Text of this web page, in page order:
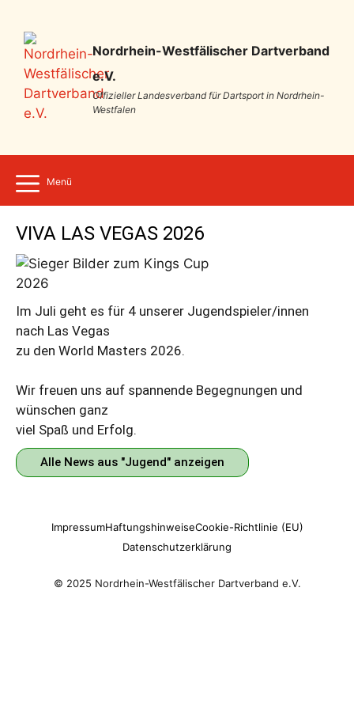
Nordrhein-Westfälischer Dartverband
e.V.
Offizieller Landesverband für Dartsport in Nordrhein-
Westfalen
Menü
VIVA LAS VEGAS 2026
Im Juli geht es für 4 unserer Jugendspieler/innen
nach Las Vegas
zu den World Masters 2026.
Wir freuen uns auf spannende Begegnungen und
wünschen ganz
viel Spaß und Erfolg.
Alle News aus "Jugend" anzeigen
ImpressumHaftungshinweiseCookie-Richtlinie (EU)
Datenschutzerklärung